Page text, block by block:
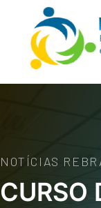
NOTÍCIAS
CURSO